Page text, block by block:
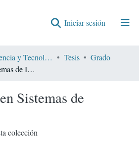
Iniciar sesión (current)
Facultad de Ciencia y Tecnología Tesis
Grado
Licenciatura en Sistemas de Información
Sistemas de
colección